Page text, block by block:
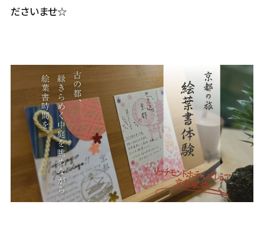
ださいませ☆